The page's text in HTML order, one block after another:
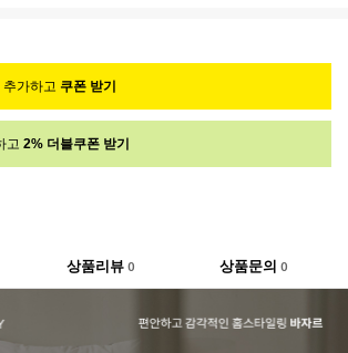
가하고 쿠폰 받기
고 2% 더블쿠폰 받기
상품리뷰 0 상품문의0